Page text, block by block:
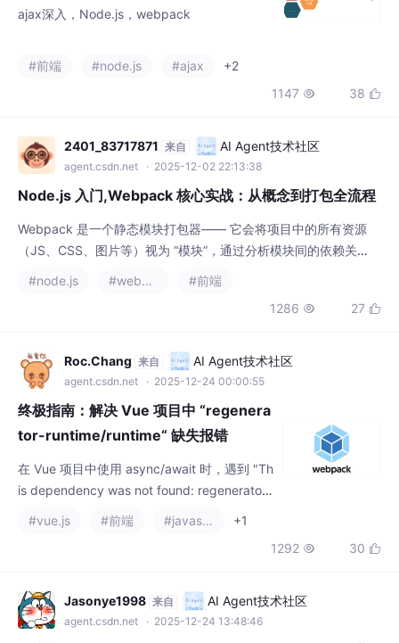
ajax深入，Node.js，webpack
#前端 #node.js #ajax
+2
1147  38 
2401_83717871 来自 AI Agent技术社区
agent.csdn.net · 2025-12-02 22:13:38
Node.js 入门,Webpack 核心实战：从概念到打包全流程
Webpack 是一个静态模块打包器—— 它会将项目中的所有资源
（JS、CSS、图片等）视为 “模块”，通过分析模块间的依赖关
#node.js
#前端
1286  27 
Roc.Chang 来自 AI Agent技术社区
agent.csdn.net · 2025-12-24 00:00:55
终极指南：解决 Vue 项目中 “regenera
tor-runtime/runtime“ 缺失报错
在 Vue 项目中使用 async/await 时，遇到 "Th
is dependency was not found: regenerator-
令往往无效。本文将揭示该报错的真实原因
解决方案，助你彻底修复 Webpack 构建错
误。
#vue.js #前端
+1
1292  30 
Jasonye1998 来自 AI Agent技术社区
agent.csdn.net · 2025-12-24 13:48:46